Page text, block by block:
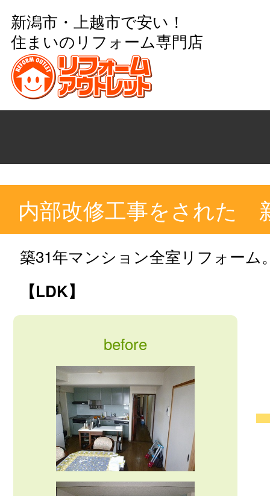
新潟市・上越市で安い！
住まいのリフォーム専門店
内部改修工事をされた
築31年マンション全室リフォーム
【LDK】
before